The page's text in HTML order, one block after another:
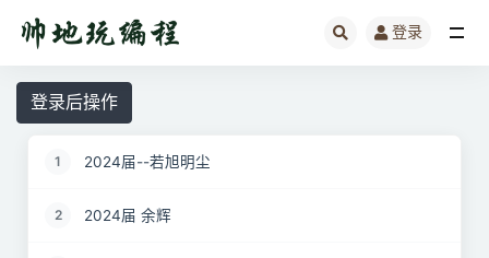
登录
登录后操作
1 2024届--若旭明尘
2 2024届 余辉